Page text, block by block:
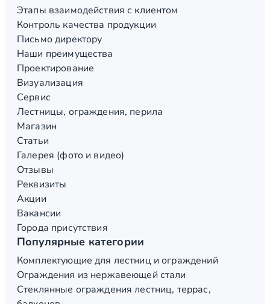
Этапы взаимодействия с клиентом
Контроль качества продукции
Письмо директору
Наши преимущества
Проектирование
Визуализация
Сервис
Лестницы, ограждения, перила
Магазин
Статьи
Галерея (фото и видео)
Отзывы
Реквизиты
Акции
Вакансии
Города присутствия
Популярные категории
Комплектующие для лестниц и ограждений
Ограждения из нержавеющей стали
Стеклянные ограждения лестниц, террас,